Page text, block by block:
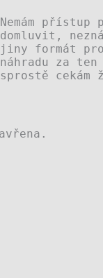
Nemám
domluvit,
jiny formát
náhradu za
sprostě cekám